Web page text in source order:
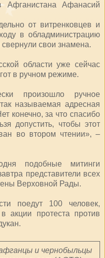
Афганистана Афанасий
от витренковцев и
в обладминистрацию
свои знамена.
области уже сейчас
в ручном режиме.
произошло ручное
называемая адресная
конечно, за что спасибо
допустить, чтобы этот
во втором чтении», –
подобные митинги
представители всех
Верховной Рады.
поедут 100 человек,
акции протеста против